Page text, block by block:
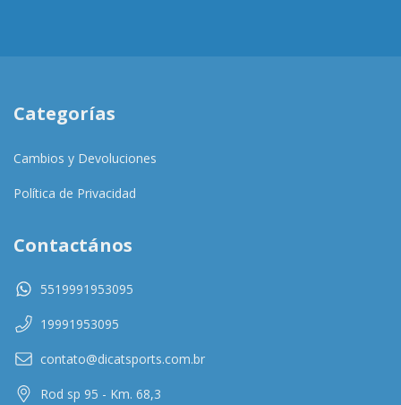
Categorías
Cambios y Devoluciones
Política de Privacidad
Contactános
5519991953095
19991953095
contato@dicatsports.com.br
Rod sp 95 - Km. 68,3